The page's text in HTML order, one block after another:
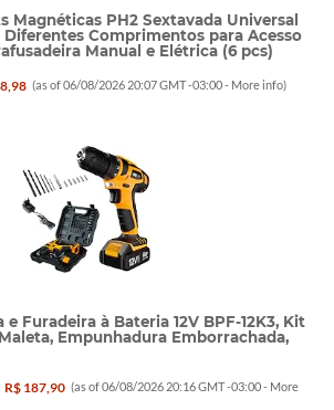
Magnéticas PH2 Sextavada Universal
Diferentes Comprimentos para Acesso
Manual e Elétrica (6 pcs)
(as of 06/08/2026 20:07 GMT -03:00 - More info)
Furadeira à Bateria 12V BPF-12K3, Kit
Empunhadura Emborrachada,
R$ 187,90 (as of 06/08/2026 20:16 GMT -03:00 - More